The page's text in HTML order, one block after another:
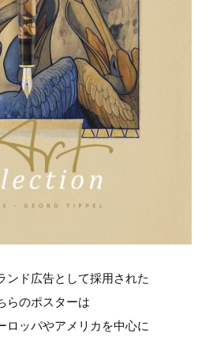
ンド広告として採用された
らのポスターは
ロッパやアメリカを中心に